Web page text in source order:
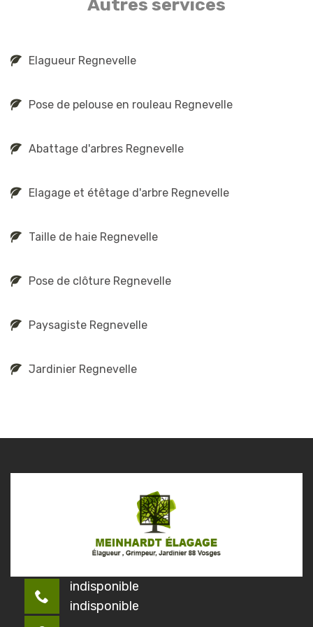
Autres services
Elagueur Regnevelle
Pose de pelouse en rouleau Regnevelle
Abattage d'arbres Regnevelle
Elagage et étêtage d'arbre Regnevelle
Taille de haie Regnevelle
Pose de clôture Regnevelle
Paysagiste Regnevelle
Jardinier Regnevelle
indisponible
indisponible